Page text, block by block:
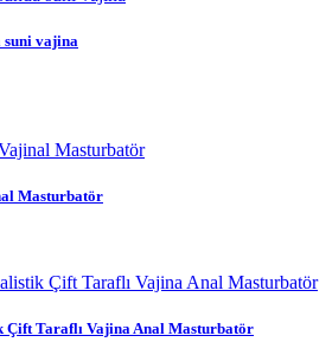
suni vajina
Masturbatör
Çift Taraflı Vajina Anal Masturbatör